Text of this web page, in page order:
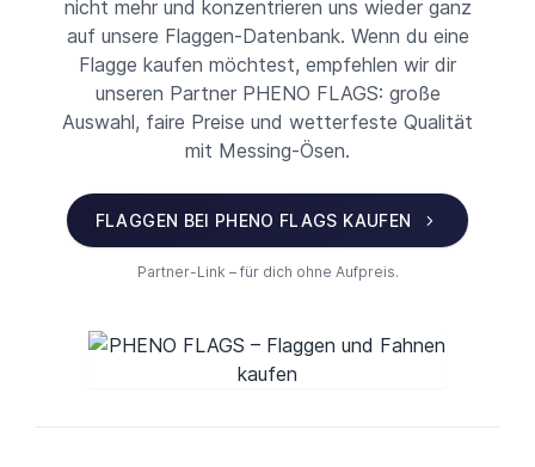
nicht mehr und konzentrieren uns wieder ganz
auf unsere Flaggen-Datenbank. Wenn du eine
Flagge kaufen möchtest, empfehlen wir dir
unseren Partner PHENO FLAGS: große
Auswahl, faire Preise und wetterfeste Qualität
mit Messing-Ösen.
FLAGGEN BEI PHENO FLAGS KAUFEN
Partner-Link – für dich ohne Aufpreis.